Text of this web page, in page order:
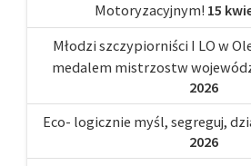
Motoryzacyjnym! 15
Młodzi szczypiorniści I LO w
medalem mistrzostw
2026
Eco- logicznie myśl, segreguj,
2026